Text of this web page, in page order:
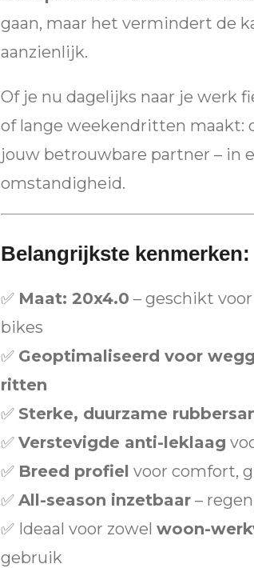
gaan, maar het vermindert de
aanzienlijk.
Of je nu dagelijks naar je werk
of lange weekendritten maakt:
jouw betrouwbare partner – in
omstandigheid.
Belangrijkste kenmerken:
✅ Maat: 20x4.0 – geschikt
bikes
✅ Geoptimaliseerd voor
ritten
✅ Sterke, duurzame
✅ Verstevigde anti-leklaag
✅ Breed profiel voor comfort,
✅ All-season inzetbaar –
✅ Ideaal voor zowel woon-
gebruik